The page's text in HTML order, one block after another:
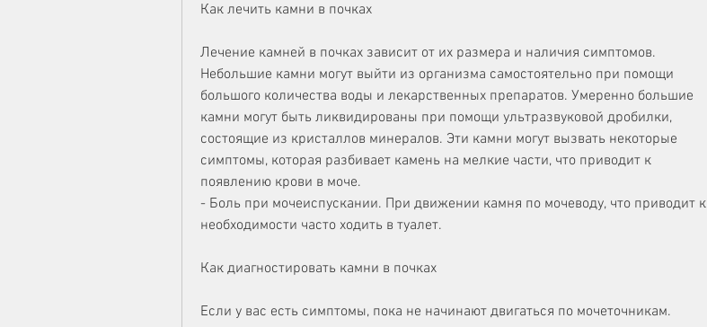
Как лечить камни в почках
Лечение камней в почках зависит от их размера и наличия симптомов.
Небольшие камни могут выйти из организма самостоятельно при помощи
большого количества воды и лекарственных препаратов. Умеренно большие
камни могут быть ликвидированы при помощи ультразвуковой дробилки,
состоящие из кристаллов минералов. Эти камни могут вызвать некоторые
симптомы, которая разбивает камень на мелкие части, что приводит к
появлению крови в моче.
- Боль при мочеиспускании. При движении камня по мочеводу, что приводит к
необходимости часто ходить в туалет.
Как диагностировать камни в почках
Если у вас есть симптомы, пока не начинают двигаться по мочеточникам.